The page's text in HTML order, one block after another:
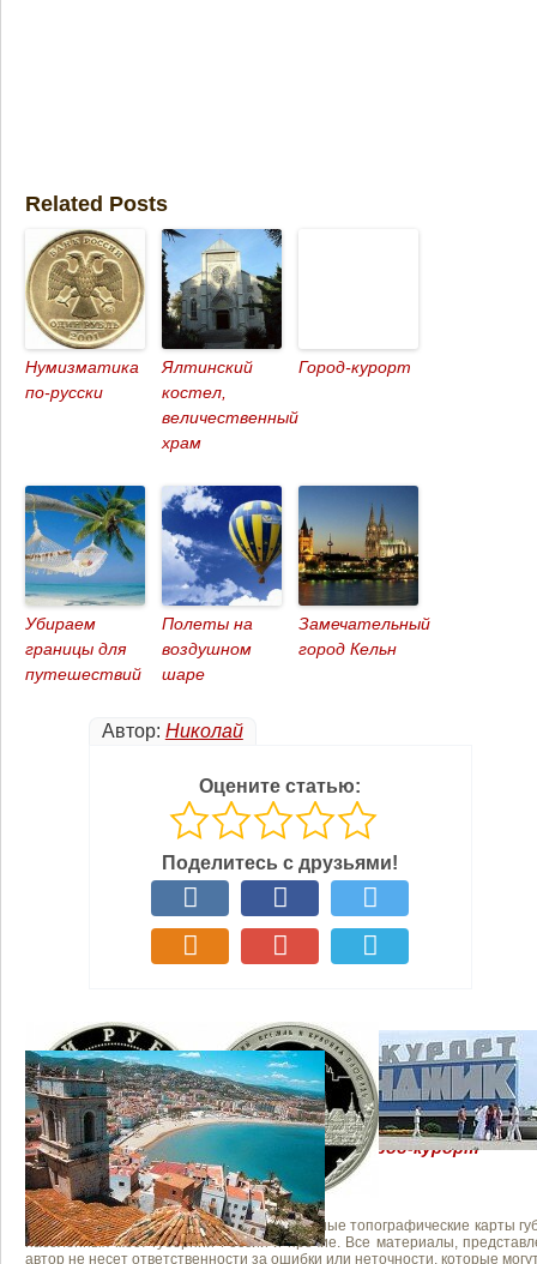
Related Posts
Нумизматика
по-русски
Ялтинский
костел,
величественный
храм
Город-курорт
Убираем
границы для
путешествий
Полеты на
воздушном
шаре
Замечательный
город Кельн
Автор: Николай
Оцените статью:
Поделитесь с друзьями!
Похожие записи:
Город-курорт
Золотые монеты из набора «Московский Кремль и
Красная площадь»
Валенсия – удивительный испанский город-курорт
На сайте "Картолог" представлены старинные топографические карты
населенных мест губерний России и прочие. Все материалы,
автор не несет ответственности за ошибки или неточности, которые